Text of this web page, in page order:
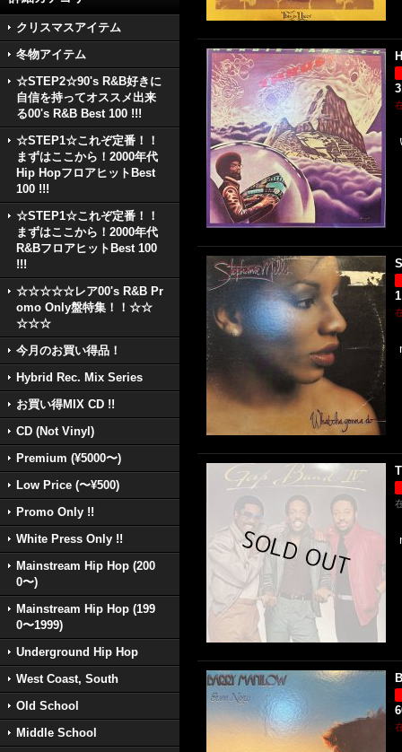
クリスマスアイテム
冬物アイテム
☆STEP2☆90's R&B好きに
自信を持ってオススメ出来
る00's R&B Best 100 !!!
☆STEP1☆これぞ定番！！
まずはここから！2000年代
Hip HopフロアヒットBest
100 !!!
☆STEP1☆これぞ定番！！
まずはここから！2000年代
R&BフロアヒットBest 100
!!!
☆☆☆☆☆レア00's R&B Pr
omo Only盤特集！！☆☆
☆☆☆
今月のお買い得品！
Hybrid Rec. Mix Series
お買い得MIX CD !!
CD (Not Vinyl)
Premium (¥5000〜)
Low Price (〜¥500)
Promo Only !!
White Press Only !!
Mainstream Hip Hop (200
0〜)
Mainstream Hip Hop (199
0〜1999)
Underground Hip Hop
West Coast, South
Old School
Middle School